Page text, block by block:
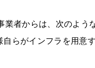
業者からは、次のよう
らがインフラを用意